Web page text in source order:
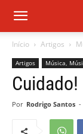
Início Artigos
Artigos Música,
Cuidado!
Por Rodrigo Santos -